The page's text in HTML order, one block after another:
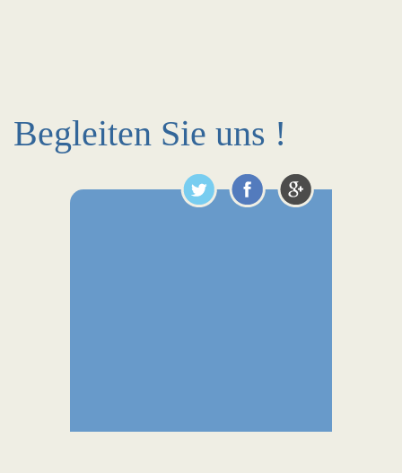
Begleiten Sie uns !